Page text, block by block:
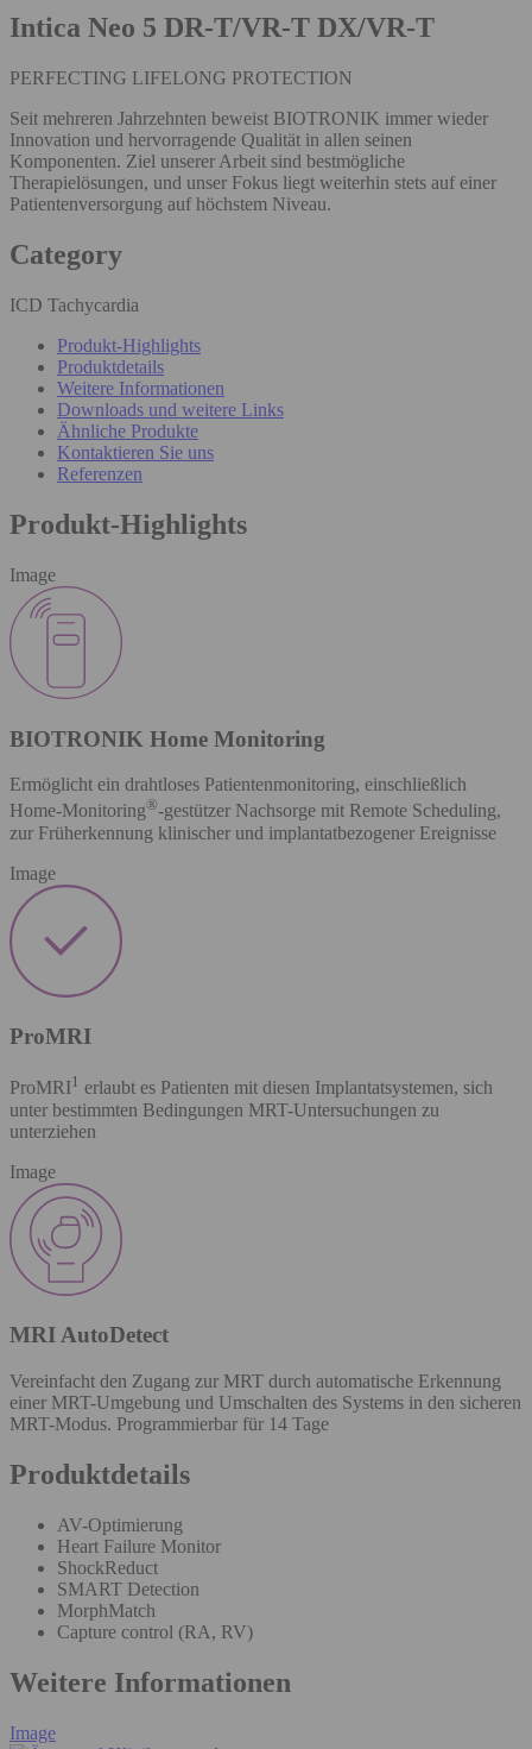
Intica Neo 5 DR-T/VR-T DX/VR-T
PERFECTING LIFELONG PROTECTION
Seit mehreren Jahrzehnten beweist BIOTRONIK immer wieder
Innovation und hervorragende Qualität in allen seinen
Komponenten. Ziel unserer Arbeit sind bestmögliche
Therapielösungen, und unser Fokus liegt weiterhin stets auf einer
Patientenversorgung auf höchstem Niveau.
Category
ICD Tachycardia
Produkt-Highlights
Produktdetails
Weitere Informationen
Downloads und weitere Links
Ähnliche Produkte
Kontaktieren Sie uns
Referenzen
Produkt-Highlights
Image
BIOTRONIK Home Monitoring
Ermöglicht ein drahtloses Patientenmonitoring, einschließlich
Home-Monitoring®-gestützer Nachsorge mit Remote Scheduling,
zur Früherkennung klinischer und implantatbezogener Ereignisse
Image
ProMRI
ProMRI1 erlaubt es Patienten mit diesen Implantatsystemen, sich
unter bestimmten Bedingungen MRT-Untersuchungen zu
unterziehen
Image
MRI AutoDetect
Vereinfacht den Zugang zur MRT durch automatische Erkennung
einer MRT-Umgebung und Umschalten des Systems in den sicheren
MRT-Modus. Programmierbar für 14 Tage
Produktdetails
AV-Optimierung
Heart Failure Monitor
ShockReduct
SMART Detection
MorphMatch
Capture control (RA, RV)
Weitere Informationen
Image